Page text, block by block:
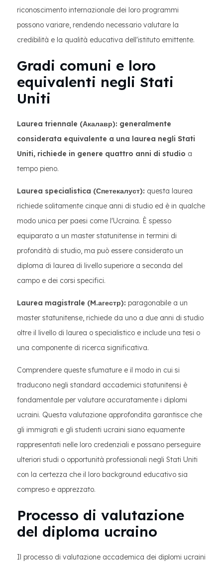
riconoscimento internazionale dei loro programmi
possono variare, rendendo necessario valutare la
credibilità e la qualità educativa dell'istituto emittente.
Gradi comuni e loro
equivalenti negli Stati
Uniti
Laurea triennale (Акалавр): generalmente
considerata equivalente a una laurea negli Stati
Uniti, richiede in genere quattro anni di studio a
tempo pieno.
Laurea specialistica (Спетекалуст): questa laurea
richiede solitamente cinque anni di studio ed è in qualche
modo unica per paesi come l'Ucraina. È spesso
equiparato a un master statunitense in termini di
profondità di studio, ma può essere considerato un
diploma di laurea di livello superiore a seconda del
campo e dei corsi specifici.
Laurea magistrale (M.агестр): paragonabile a un
master statunitense, richiede da uno a due anni di studio
oltre il livello di laurea o specialistico e include una tesi o
una componente di ricerca significativa.
Comprendere queste sfumature e il modo in cui si
traducono negli standard accademici statunitensi è
fondamentale per valutare accuratamente i diplomi
ucraini. Questa valutazione approfondita garantisce che
gli immigrati e gli studenti ucraini siano equamente
rappresentati nelle loro credenziali e possano perseguire
ulteriori studi o opportunità professionali negli Stati Uniti
con la certezza che il loro background educativo sia
compreso e apprezzato.
Processo di valutazione
del diploma ucraino
Il processo di valutazione accademica dei diplomi ucraini